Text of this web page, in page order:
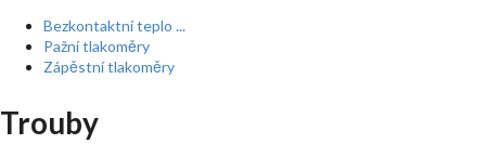
Bezkontaktní teplo ...
Pažní tlakoměry
Zápěstní tlakoměry
Trouby